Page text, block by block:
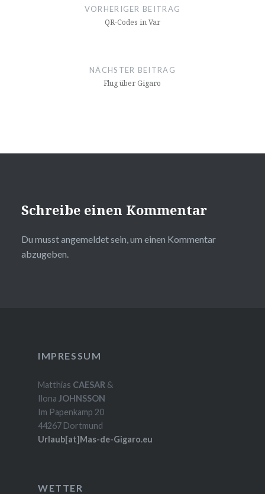
VORHERIGER BEITRAG
QR-Codes in Var
NÄCHSTER BEITRAG
Flug über Gigaro
Schreibe einen Kommentar
Du musstangemeldetsein, um einen Kommentar
abzugeben.
IMPRESSUM
Matthias CAESAR &
Ilona JOHNSSON
Im Papenkamp 20
44267 Dortmund
Urlaub[at]Mas-de-Gigaro.eu
WETTER